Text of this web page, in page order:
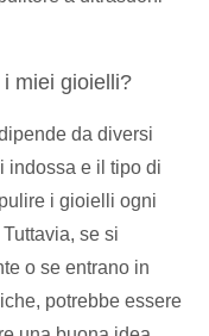
miei gioielli?
da diversi
indossa e il tipo di
i gioielli ogni
se si
o se entrano in
potrebbe essere